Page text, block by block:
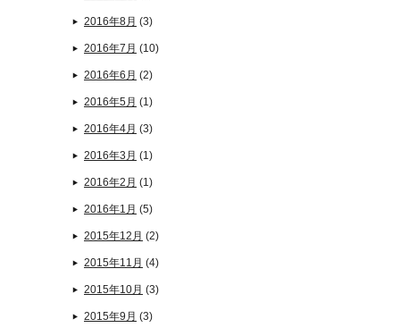
2016年8月 (3)
2016年7月 (10)
2016年6月 (2)
2016年5月 (1)
2016年4月 (3)
2016年3月 (1)
2016年2月 (1)
2016年1月 (5)
2015年12月 (2)
2015年11月 (4)
2015年10月 (3)
2015年9月 (3)